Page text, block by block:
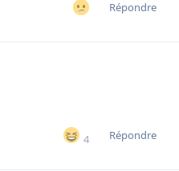
Répondre
4 Répondre